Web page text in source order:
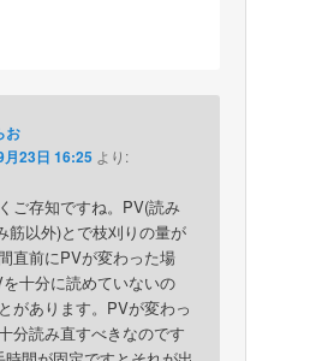
お
月23日 16:25 より:
ご存知ですね。PV(読み
筋以外)とで枝刈りの量が
直前にPVが変わった場
十分に読めていないの
があります。PVが変わっ
分読み直すべきなのです